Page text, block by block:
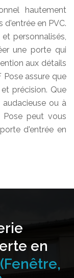
hautement
en PVC.
personnalisés,
une porte qui
aux détails
Pose assure que
précision. Que
ou à
Pose peut vous
d'entrée en
en
(Fenêtre,